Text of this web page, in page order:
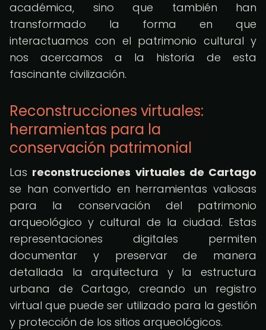
académica, sino que también han
transformado la forma en que
interactuamos con el patrimonio cultural y
nos acercamos a la historia de esta
fascinante civilización.
Reconstrucciones virtuales:
herramientas para la
conservación patrimonial
Las reconstrucciones virtuales de Cartago
se han convertido en herramientas valiosas
para la conservación del patrimonio
arqueológico y cultural de la ciudad. Estas
representaciones digitales permiten
documentar y preservar de manera
detallada la arquitectura y la estructura
urbana de Cartago, creando un registro
virtual que puede ser utilizado para la gestión
y protección de los sitios arqueológicos.